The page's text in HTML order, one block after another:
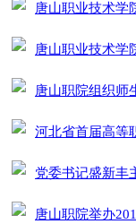
唐山职业技术学
唐山职业技术学
唐山职院组织师
河北省首届高等
党委书记盛新丰
唐山职院举办